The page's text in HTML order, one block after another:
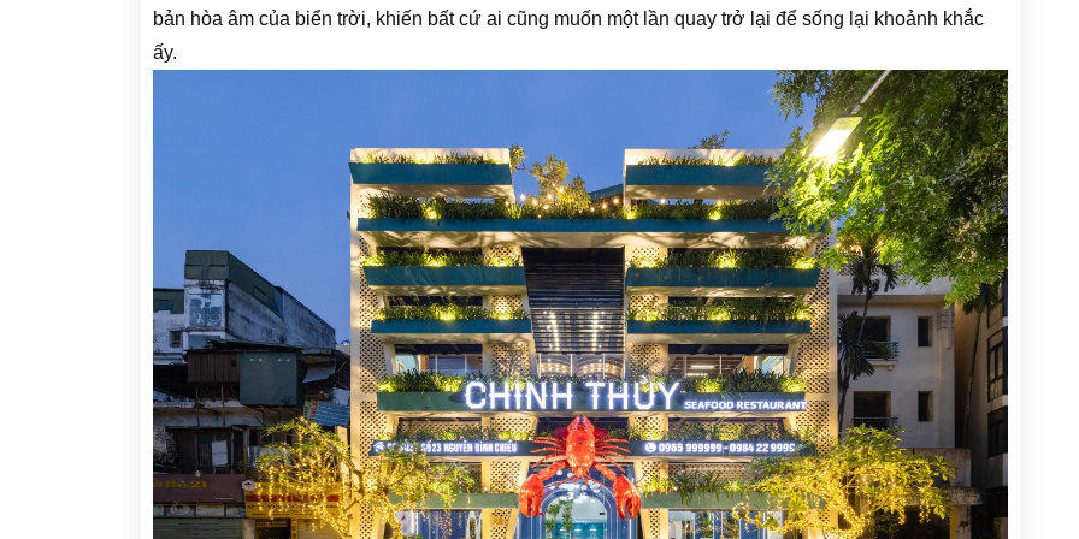
bản hòa âm của biển trời, khiến bất cứ ai cũng muốn một lần quay trở lại để sống lại khoảnh khắc
ấy.